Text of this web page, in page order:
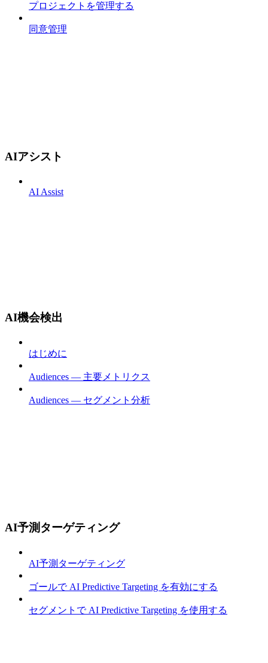
プロジェクトを管理する
同意管理
AIアシスト
AI Assist
AI機会検出
はじめに
Audiences — 主要メトリクス
Audiences — セグメント分析
AI予測ターゲティング
AI予測ターゲティング
ゴールで AI Predictive Targeting を有効にする
セグメントで AI Predictive Targeting を使用する